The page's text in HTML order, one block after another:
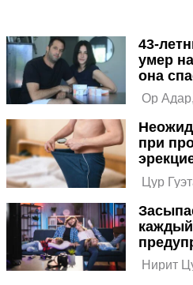
43-
умер
она
при
сердце